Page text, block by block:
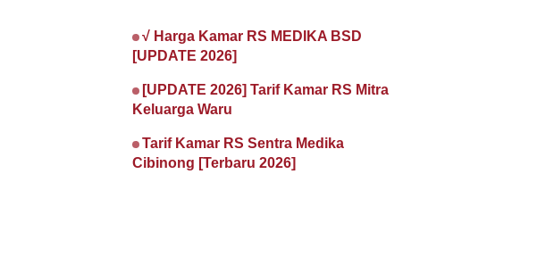
√ Harga Kamar RS MEDIKA BSD
[UPDATE 2026]
[UPDATE 2026] Tarif Kamar RS Mitra
Keluarga Waru
Tarif Kamar RS Sentra Medika
Cibinong [Terbaru 2026]